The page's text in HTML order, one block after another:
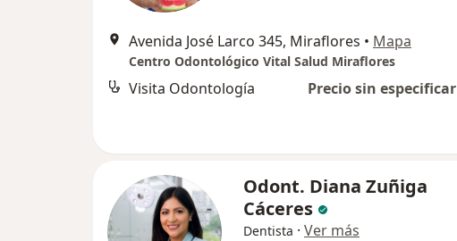
Avenida José Larco 345, Miraflores • Mapa
Centro Odontológico Vital Salud Miraflores
Visita Odontología Precio sin especificar
Odont. Diana Zuñiga
Cáceres
Dentista · Ver más